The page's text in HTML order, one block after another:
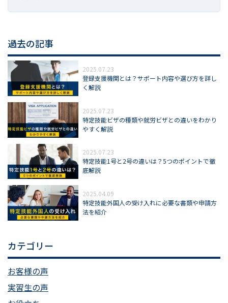
過去の記事
2025.07.23
登録支援機関とは？サポート内容や選び方を詳し
く解説
2025.07.23
特定技能ビザの種類や就労ビザとの違いをわかり
やすく解説
2025.07.23
特定技能1号と2号の違いは？5つのポイントで徹
底解説
2025.04.09
特定技能外国人の受け入れに必要な書類や申請方
法を紹介
カテゴリー
お客様の声
実習生の声